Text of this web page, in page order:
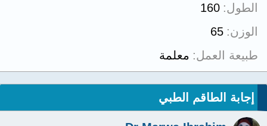
الطول 160
الوزن 65
طبيعة العمل
معلمة
إجابة الطاقم الطبي